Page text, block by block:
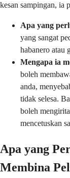
kesan sampingan, ia
Apa yang
yang sangat
habanero atau
Mengapa ia
boleh
anda,
tidak selesa.
boleh
mencetuskan
Apa yang
Membina